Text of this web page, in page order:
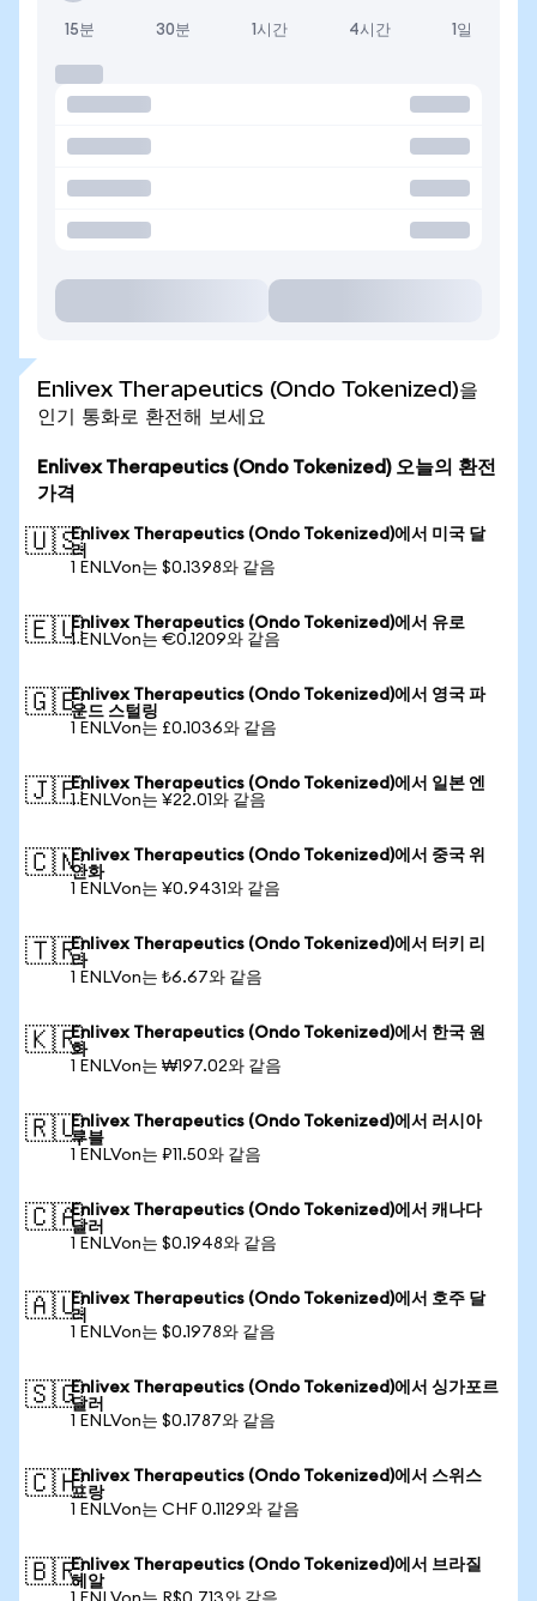
15분 30분 1시간 4시간 1일
Enlivex Therapeutics (Ondo Tokenized)을
인기 통화로 환전해 보세요
Enlivex Therapeutics (Ondo Tokenized) 오늘의 환전
가격
🇺🇸Enlivex Therapeutics (Ondo Tokenized)에서 미국 달
러
1 ENLVon는 $0.1398와 같음
🇪🇺Enlivex Therapeutics (Ondo Tokenized)에서 유로
1 ENLVon는 €0.1209와 같음
🇬🇧Enlivex Therapeutics (Ondo Tokenized)에서 영국 파
운드 스털링
1 ENLVon는 £0.1036와 같음
🇯🇵Enlivex Therapeutics (Ondo Tokenized)에서 일본 엔
1 ENLVon는 ¥22.01와 같음
🇨🇳Enlivex Therapeutics (Ondo Tokenized)에서 중국 위
안화
1 ENLVon는 ¥0.9431와 같음
🇹🇷Enlivex Therapeutics (Ondo Tokenized)에서 터키 리
라
1 ENLVon는 ₺6.67와 같음
🇰🇷Enlivex Therapeutics (Ondo Tokenized)에서 한국 원
화
1 ENLVon는 ₩197.02와 같음
🇷🇺Enlivex Therapeutics (Ondo Tokenized)에서 러시아
루블
1 ENLVon는 ₽11.50와 같음
🇨🇦Enlivex Therapeutics (Ondo Tokenized)에서 캐나다
달러
1 ENLVon는 $0.1948와 같음
🇦🇺Enlivex Therapeutics (Ondo Tokenized)에서 호주 달
러
1 ENLVon는 $0.1978와 같음
🇸🇬Enlivex Therapeutics (Ondo Tokenized)에서 싱가포르
달러
1 ENLVon는 $0.1787와 같음
🇨🇭Enlivex Therapeutics (Ondo Tokenized)에서 스위스
프랑
1 ENLVon는 CHF 0.1129와 같음
🇧🇷Enlivex Therapeutics (Ondo Tokenized)에서 브라질
헤알